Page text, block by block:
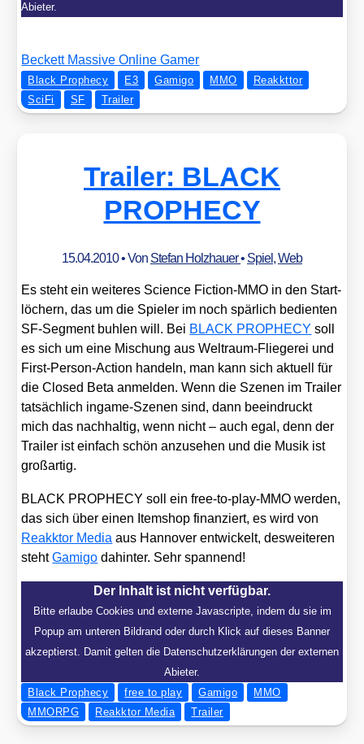
Abieter.
Beckett Mas­si­ve Online Gamer
Black Prophecy E3 Gamigo MMO
Reakkttor
SciFi
SF Trailer
Trailer: BLACK
PROPHECY
15.04.2010• Von Stefan Holzhauer• Spiel,Web
Es steht ein wei­te­res Sci­ence Fic­tion-MMO in den Start­
lö­chern, das um die Spie­ler im noch spär­lich bedien­ten
SF-Seg­ment buh­len will. Bei BLACK PROPHECY soll
es sich um eine Mischung aus Welt­raum-Flie­ge­rei und
First-Per­son-Action han­deln, man kann sich aktu­ell für
die Clo­sed Beta anmel­den. Wenn die Sze­nen im Trai­ler
tat­säch­lich ingame-Sze­nen sind, dann beein­druckt
mich das nach­hal­tig, wenn nicht – auch egal, denn der
Trai­ler ist ein­fach schön anzu­se­hen und die Musik ist
groß­ar­tig.
BLACK PROPHECY soll ein free-to-play-MMO wer­den,
das sich über einen Item­shop finan­ziert, es wird von
Reakk­tor Media aus Han­no­ver ent­wi­ckelt, des­wei­te­ren
stehtGami­go dahin­ter. Sehr span­nend!
Der Inhalt ist nicht verfügbar.
Bitte erlaube Cookies und externe Javascripte, indem du sie im
Popup am unteren Bildrand oder durch Klick auf dieses Banner
akzeptierst. Damit gelten die Datenschutzerklärungen der externen
Abieter.
Black Prophecy
free to play Gamigo
MMO
MMORPG
Reakktor Media Trailer